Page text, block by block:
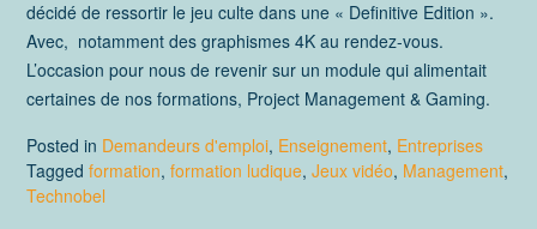
décidé de ressortir le jeu culte dans une « Definitive Edition ».
Avec, notamment des graphismes 4K au rendez-vous.
L’occasion pour nous de revenir sur un module qui alimentait
certaines de nos formations, Project Management & Gaming.
Posted in Demandeurs d'emploi, Enseignement, Entreprises
Tagged formation, formation ludique, Jeux vidéo, Management,
Technobel